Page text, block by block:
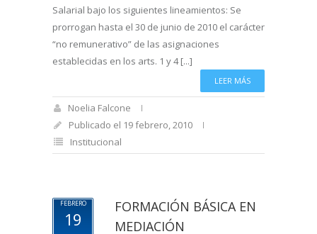
Salarial bajo los siguientes lineamientos: Se
prorrogan hasta el 30 de junio de 2010 el carácter
“no remunerativo” de las asignaciones
establecidas en los arts. 1 y 4 [...]
LEER MÁS
Noelia Falcone
Publicado el 19 febrero, 2010
Institucional
FEBRERO
19
FORMACIÓN BÁSICA EN
MEDIACIÓN